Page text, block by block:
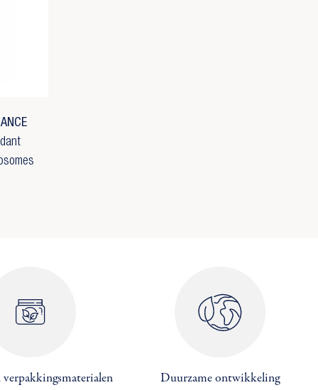
verpakkingsmaterialen Duurzame ontwikkeling